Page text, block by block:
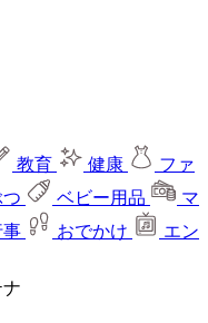
教育 健康
ファ
ベビー用品
マ
事 おでかけ
エン